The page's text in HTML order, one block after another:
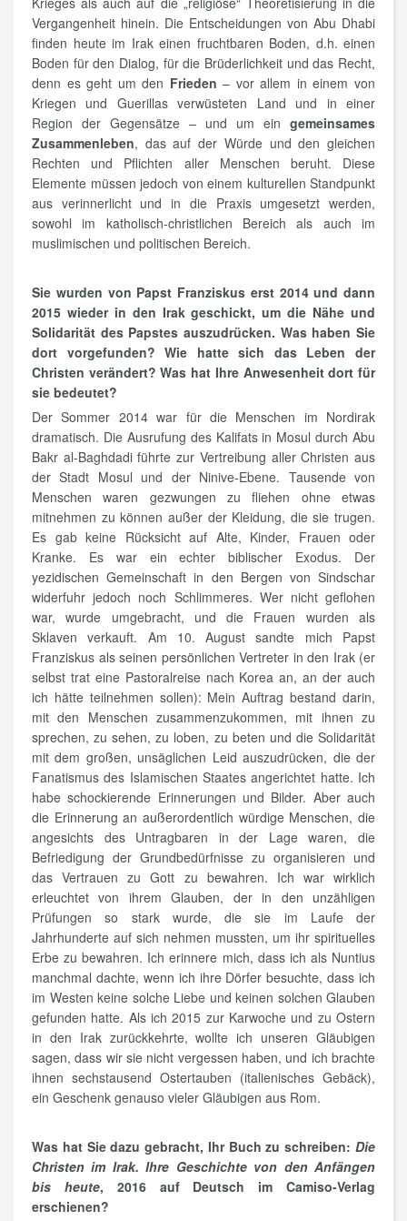
Vergangenheit hinein. Die Entscheidungen von Abu Dhabi
finden heute im Irak einen fruchtbaren Boden, d.h. einen
Boden für den Dialog, für die Brüderlichkeit und das Recht,
denn es geht um den Frieden – vor allem in einem von
Kriegen und Guerillas verwüsteten Land und in einer
Region der Gegensätze – und um ein gemeinsames
Zusammenleben, das auf der Würde und den gleichen
Rechten und Pflichten aller Menschen beruht. Diese
Elemente müssen jedoch von einem kulturellen Standpunkt
aus verinnerlicht und in die Praxis umgesetzt werden,
sowohl im katholisch-christlichen Bereich als auch im
muslimischen und politischen Bereich.
Sie wurden von Papst Franziskus erst 2014 und dann
2015 wieder in den Irak geschickt, um die Nähe und
Solidarität des Papstes auszudrücken. Was haben Sie
dort vorgefunden? Wie hatte sich das Leben der
Christen verändert? Was hat Ihre Anwesenheit dort für
sie bedeutet?
Der Sommer 2014 war für die Menschen im Nordirak
dramatisch. Die Ausrufung des Kalifats in Mosul durch Abu
Bakr al-Baghdadi führte zur Vertreibung aller Christen aus
der Stadt Mosul und der Ninive-Ebene. Tausende von
Menschen waren gezwungen zu fliehen ohne etwas
mitnehmen zu können außer der Kleidung, die sie trugen.
Es gab keine Rücksicht auf Alte, Kinder, Frauen oder
Kranke. Es war ein echter biblischer Exodus. Der
yezidischen Gemeinschaft in den Bergen von Sindschar
widerfuhr jedoch noch Schlimmeres. Wer nicht geflohen
war, wurde umgebracht, und die Frauen wurden als
Sklaven verkauft. Am 10. August sandte mich Papst
Franziskus als seinen persönlichen Vertreter in den Irak (er
selbst trat eine Pastoralreise nach Korea an, an der auch
ich hätte teilnehmen sollen): Mein Auftrag bestand darin,
mit den Menschen zusammenzukommen, mit ihnen zu
sprechen, zu sehen, zu loben, zu beten und die Solidarität
mit dem großen, unsäglichen Leid auszudrücken, die der
Fanatismus des Islamischen Staates angerichtet hatte. Ich
habe schockierende Erinnerungen und Bilder. Aber auch
die Erinnerung an außerordentlich würdige Menschen, die
angesichts des Untragbaren in der Lage waren, die
Befriedigung der Grundbedürfnisse zu organisieren und
das Vertrauen zu Gott zu bewahren. Ich war wirklich
erleuchtet von ihrem Glauben, der in den unzähligen
Prüfungen so stark wurde, die sie im Laufe der
Jahrhunderte auf sich nehmen mussten, um ihr spirituelles
Erbe zu bewahren. Ich erinnere mich, dass ich als Nuntius
manchmal dachte, wenn ich ihre Dörfer besuchte, dass ich
im Westen keine solche Liebe und keinen solchen Glauben
gefunden hatte. Als ich 2015 zur Karwoche und zu Ostern
in den Irak zurückkehrte, wollte ich unseren Gläubigen
sagen, dass wir sie nicht vergessen haben, und ich brachte
ihnen sechstausend Ostertauben (italienisches Gebäck),
ein Geschenk genauso vieler Gläubigen aus Rom.
Was hat Sie dazu gebracht, Ihr Buch zu schreiben: Die
Christen im Irak. Ihre Geschichte von den Anfängen
bis heute, 2016 auf Deutsch im Camiso-Verlag
erschienen?